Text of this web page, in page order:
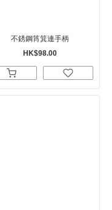
不銹鋼筲箕連手柄
HK$98.00